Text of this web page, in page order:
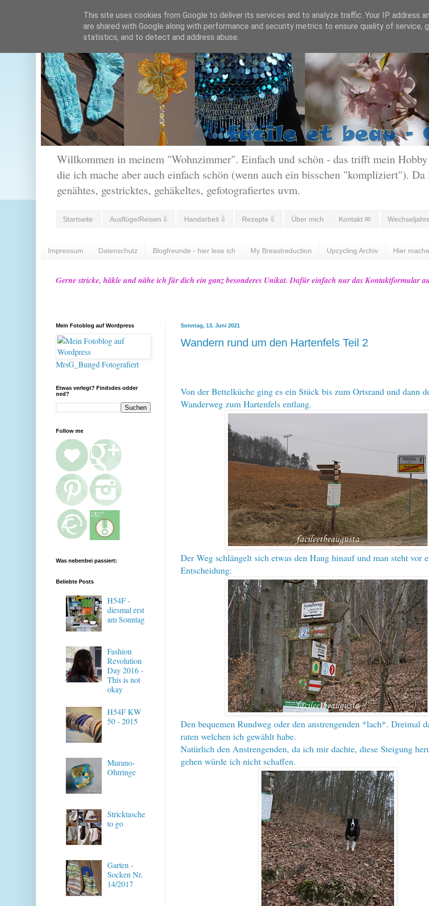
Willkommen in meinem "Wohnzimmer". Einfach und schön - das trifft mein
die ich mache aber auch einfach schön (wenn auch ein bisschen "kompliziert").
genähtes, gestricktes, gehäkeltes, gefotografiertes uvm.
Startseite Ausflüge/Reisen ⇓ Handarbeit ⇓ Rezepte ⇓ Über mich Kontakt ✉
Impressum Datenschutz Blogfreunde - hier lese ich My Breastreduction Upcycling Archiv Hier
Gerne stricke, häkle und nähe ich für dich ein ganz besonderes Unikat. Dafür einfach nur das Kontaktformular
Sonntag, 13. Juni 2021
Wandern rund um den Hartenfels Teil 2
Von der Bettelküche ging es ein Stück bis zum Ortsrand und dann
Wanderweg zum Hartenfels entlang.
Der Weg schlängelt sich etwas den Hang hinauf und man steht vor
Entscheidung:
Den bequemen Rundweg oder den anstrengenden *lach*. Dreimal
raten welchen ich gewählt habe.
Natürlich den Anstrengenden, da ich mir dachte, diese Steigung
gehen würde ich nicht schaffen.
Mein Fotoblog auf Wordpress
MrsG_Bungd Fotografiert
Etwas verlegt? Findsdes odder
ned?
Follow me
Was nebenbei passiert:
Beliebte Posts
H54F -
diesmal erst
am Sonntag
Fashion
Revolution
Day 2016 -
This is not
okay
H54F KW
50 - 2015
Murano-
Ohrringe
Stricktasche
to go
Garten -
Socken Nr.
14/2017
This site uses cookies from Google to deliver its services and to analyze traffic. Your IP address
are shared with Google along with performance and security metrics to ensure quality of service,
statistics, and to detect and address abuse.